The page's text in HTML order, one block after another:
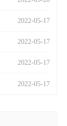
2022-05-17
2022-05-17
2022-05-17
2022-05-17